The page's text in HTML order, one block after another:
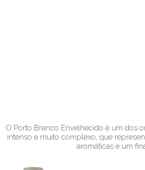
O Porto Branco Envelhecido é um dos
intenso e muito complexo, que
aromáticas e um